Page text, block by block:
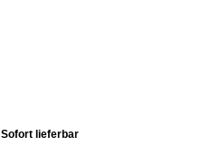
Sofort lieferbar